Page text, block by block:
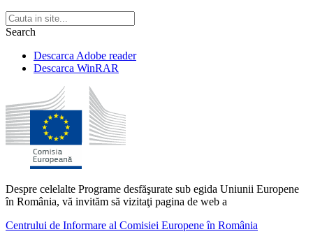
Search
Descarca Adobe reader
Descarca WinRAR
Despre celelalte Programe desfăşurate sub egida Uniunii Europene
în România, vă invităm să vizitaţi pagina de web a
Centrului de Informare al Comisiei Europene în România